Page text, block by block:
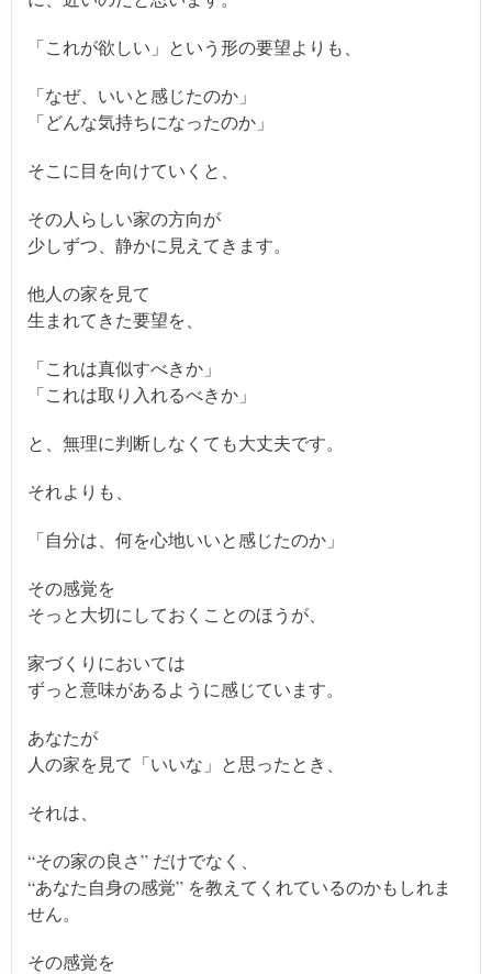
「これが欲しい」という形の要望よりも、
「なぜ、いいと感じたのか」
「どんな気持ちになったのか」
そこに目を向けていくと、
その人らしい家の方向が
少しずつ、静かに見えてきます。
他人の家を見て
生まれてきた要望を、
「これは真似すべきか」
「これは取り入れるべきか」
と、無理に判断しなくても大丈夫です。
それよりも、
「自分は、何を心地いいと感じたのか」
その感覚を
そっと大切にしておくことのほうが、
家づくりにおいては
ずっと意味があるように感じています。
あなたが
人の家を見て「いいな」と思ったとき、
それは、
“その家の良さ” だけでなく、
“あなた自身の感覚” を教えてくれているのかもしれま
せん。
その感覚を